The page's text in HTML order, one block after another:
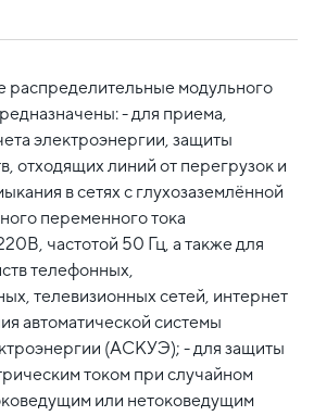
распределительные модульного
- для приема,
электроэнергии, защиты
отходящих линий от перегрузок и
в сетях с глухозаземлённой
переменного тока
частотой 50 Гц, а также для
телефонных,
телевизионных сетей, интернет
автоматической системы
(АСКУЭ); - для защиты
током при случайном
или нетоковедущим